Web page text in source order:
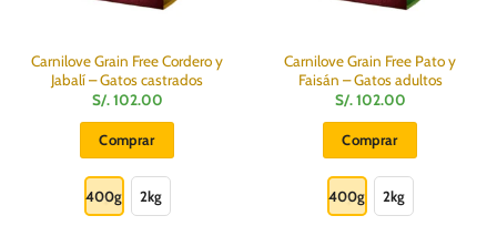
página
producto
Carnilove Grain Free Cordero y
Jabalí – Gatos castrados
S/.102.00
Comprar
producto
tiene
400g 2kg
Carnilove Grain Free Pato y
Faisán – Gatos adultos
S/.102.00
Comprar
producto
tiene
400g 2kg